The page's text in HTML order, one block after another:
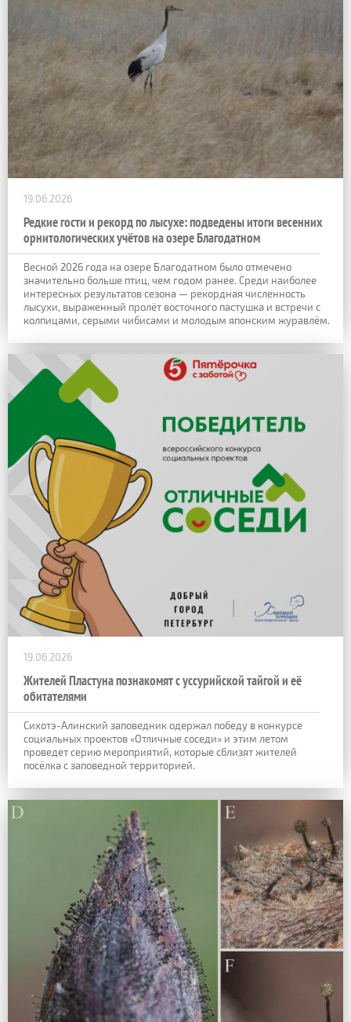
19.06.2026
Редкие гости и рекорд по лысухе: подведены итоги весенних
орнитологических учётов на озере Благодатном
Весной 2026 года на озере Благодатном было отмечено
значительно больше птиц, чем годом ранее. Среди наиболее
интересных результатов сезона — рекордная численность
лысухи, выраженный пролёт восточного пастушка и встречи с
колпицами, серыми чибисами и молодым японским журавлём.
19.06.2026
Жителей Пластуна познакомят с уссурийской тайгой и её
обитателями
Сихотэ-Алинский заповедник одержал победу в конкурсе
социальных проектов «Отличные соседи» и этим летом
проведет серию мероприятий, которые сблизят жителей
посёлка с заповедной территорией.